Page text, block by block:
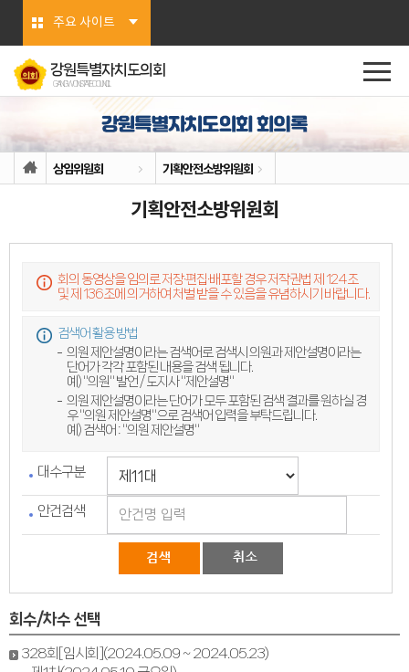
주요 사이트
강원특별자치도의회
GANGWON STATE COUNCIL
상임위원회 기획안전소방위원회
기획안전소방위원회
회의 동영상을 임의로 저장·편집·배포할 경우 저작권법 제 124조
및 제 136조에 의거하여 처벌 받을 수 있음을 유념하시기 바랍니다.
검색어 활용 방법
의원 제안설명이라는 검색어로 검색시 의원과 제안설명이라는
단어가 각각 포함된 내용을 검색 됩니다.
예) "의원" 발언 / 도지사 "제안설명"
의원 제안설명이라는 단어가 모두 포함된 검색 결과를 원하실 경
우 "의원 제안설명"으로 검색어 입력을 부탁드립니다.
예) 검색어 : "의원 제안설명"
대수구분
안건검색
회수/차수 선택
328회[임시회](2024.05.09 ~ 2024.05.23)